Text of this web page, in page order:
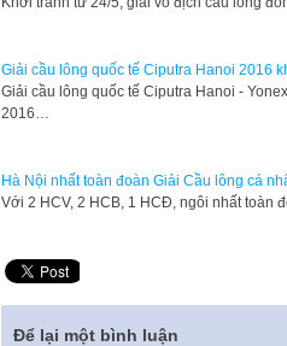
Giải cầu lông quốc tế Ciputra Hanoi 2016
Giải cầu lông quốc tế Ciputra Hanoi -
2016…
Hà Nội nhất toàn đoàn Giải Cầu lông cá
Với 2 HCV, 2 HCB, 1 HCĐ, ngôi nhất toàn
Để lại một bình luận